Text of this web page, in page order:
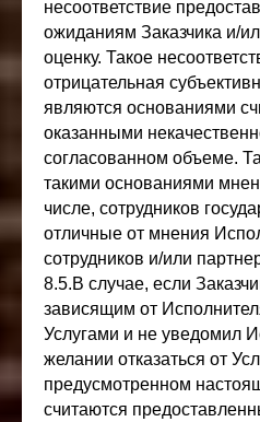
несоответствие
ожиданиям Заказчика и/
оценку. Такое
отрицательная
являются основаниями
оказанными
согласованном объеме.
такими основаниями
числе, сотрудников
отличные от мнения
сотрудников и/или
8.5.В случае, если
зависящим от
Услугами и не уведомил
желании отказаться от
предусмотренном
считаются